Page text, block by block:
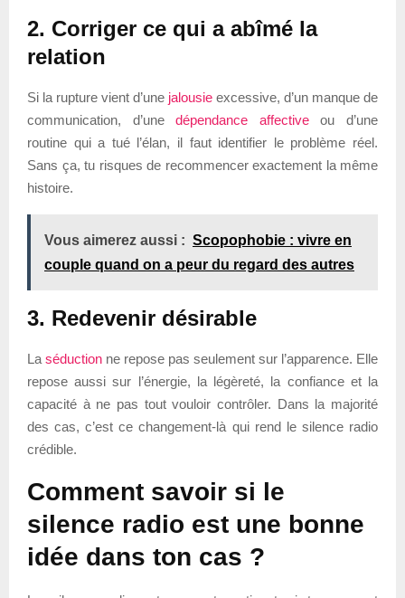
2. Corriger ce qui a abîmé la
relation
Si la rupture vient d’une jalousie excessive, d’un manque de
communication, d’unedépendance affectiveou d’une
routine qui a tué l’élan, il faut identifier le problème réel.
Sans ça, tu risques de recommencer exactement la même
histoire.
Vous aimerez aussi : Scopophobie : vivre en
couple quand on a peur du regard des autres
3. Redevenir désirable
La séduction ne repose pas seulement sur l’apparence. Elle
repose aussi sur l’énergie, la légèreté, la confiance et la
capacité à ne pas tout vouloir contrôler. Dans la majorité
des cas, c’est ce changement-là qui rend le silence radio
crédible.
Comment savoir si le
silence radio est une bonne
idée dans ton cas ?